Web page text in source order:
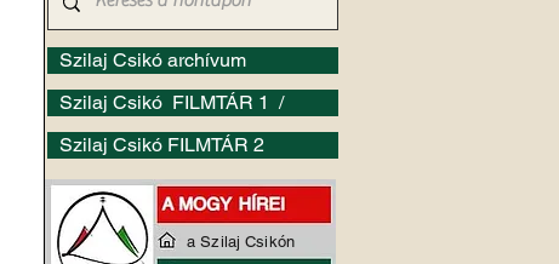
Szilaj Csikó archívum
Szilaj Csikó FILMTÁR 1 /
Szilaj Csikó FILMTÁR 2
a Szilaj Csikón